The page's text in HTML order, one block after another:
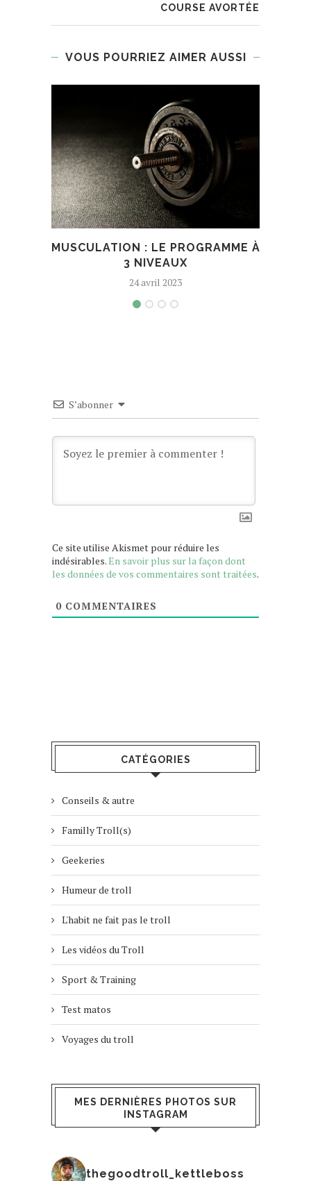
COURSE AVORTÉE
VOUS POURRIEZ AIMER AUSSI
MUSCULATION : LE PROGRAMME À
3 NIVEAUX
24 avril 2023
S’abonner
Ce site utilise Akismet pour réduire les
indésirables.En savoir plus sur la façon dont
les données de vos commentaires sont traitées.
0 COMMENTAIRES
CATÉGORIES
Conseils & autre
Familly Troll(s)
Geekeries
Humeur de troll
L'habit ne fait pas le troll
Les vidéos du Troll
Sport & Training
Test matos
Voyages du troll
MES DERNIÈRES PHOTOS SUR
INSTAGRAM
thegoodtroll_kettleboss